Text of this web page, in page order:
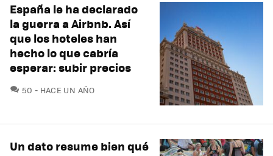
España le ha declarado
la guerra a Airbnb. Así
que los hoteles han
hecho lo que cabría
esperar: subir precios
50 COMENTARIOS
HACE UN AÑO
Un dato resume bien qué